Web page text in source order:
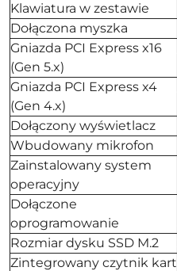
Klawiatura w zestawie
Dołączona myszka
Gniazda PCI Express x16
(Gen 5.x)
Gniazda PCI Express x4
(Gen 4.x)
Dołączony wyświetlacz
Wbudowany mikrofon
Zainstalowany system
operacyjny
Dołączone
oprogramowanie
Rozmiar dysku SSD M.2
Zintegrowany czytnik kart